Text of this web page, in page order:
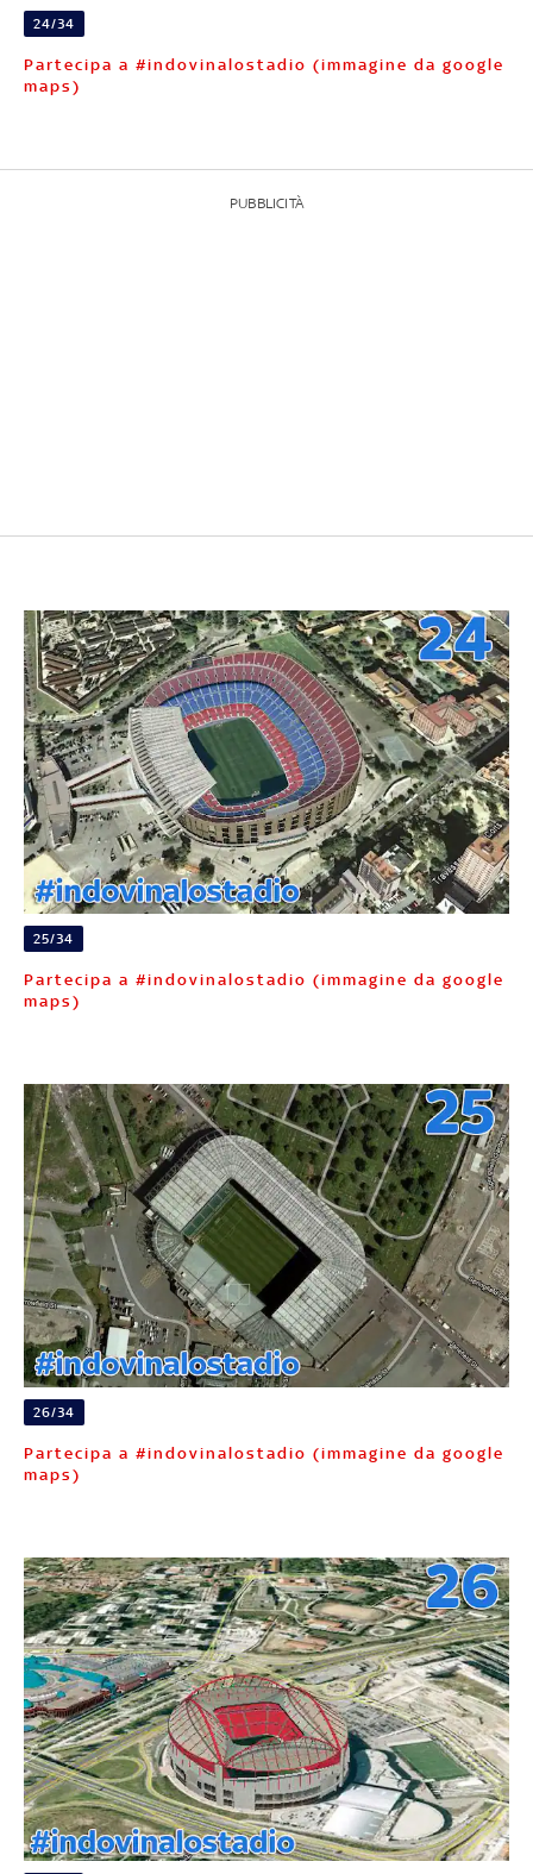
24/34
Partecipa a #indovinalostadio (immagine da google
maps)
PUBBLICITÀ
25/34
Partecipa a #indovinalostadio (immagine da google
maps)
26/34
Partecipa a #indovinalostadio (immagine da google
maps)